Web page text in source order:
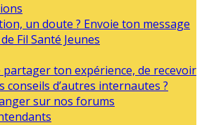
un doute ? Envoie ton message
Fil Santé Jeunes
partager ton expérience, de recevoir
conseils d’autres internautes ?
sur nos forums